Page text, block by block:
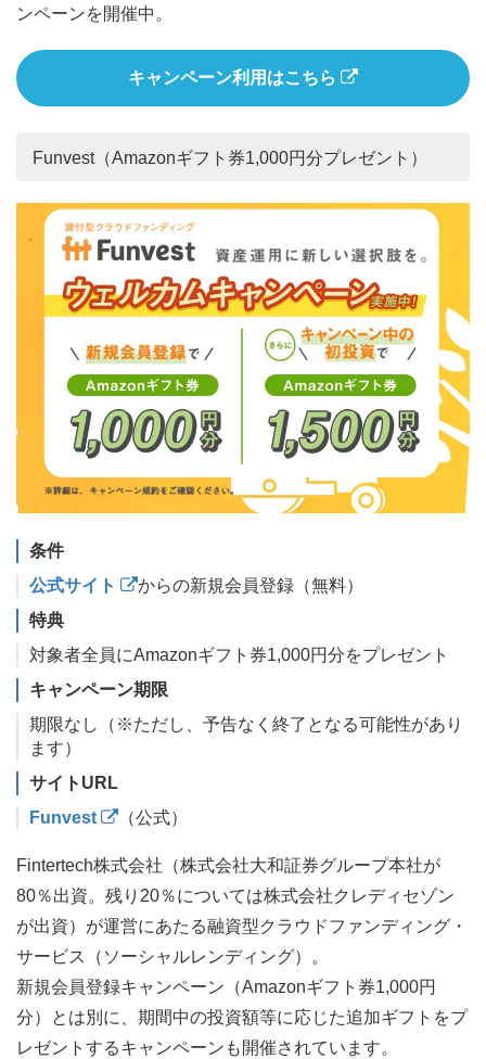
ンペーンを開催中。
キャンペーン利用はこちら
Funvest（Amazonギフト券1,000円分プレゼント）
条件
公式サイト
からの新規会員登録（無料）
特典
対象者全員にAmazonギフト券1,000円分をプレゼント
キャンペーン期限
期限なし（※ただし、予告なく終了となる可能性があり
ます）
サイトURL
Funvest
（公式）
Fintertech株式会社（株式会社大和証券グループ本社が
80％出資。残り20％については株式会社クレディセゾン
が出資）が運営にあたる融資型クラウドファンディング・
サービス（ソーシャルレンディング）。
新規会員登録キャンペーン（Amazonギフト券1,000円
分）とは別に、期間中の投資額等に応じた追加ギフトをプ
レゼントするキャンペーンも開催されています。